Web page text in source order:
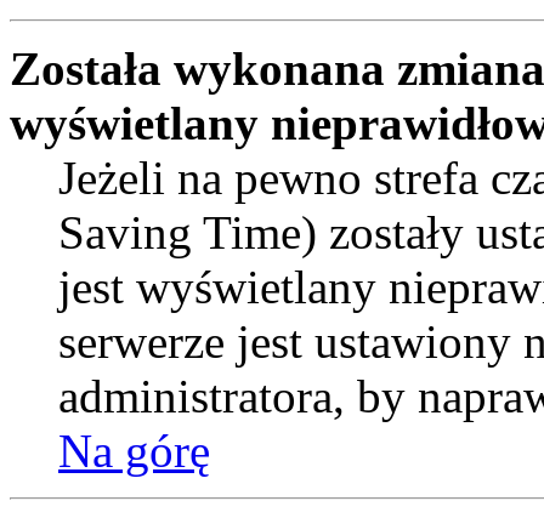
Została wykonana
wyświetlany
Jeżeli na pewno strefa
Saving Time) zostały
jest wyświetlany
serwerze jest ustawiony
administratora, by
Na górę